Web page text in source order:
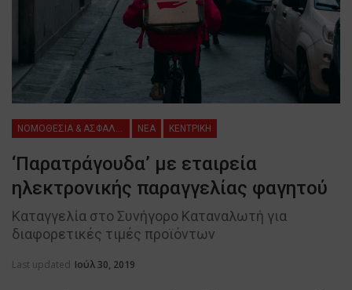
NEA ΚΕΝΤΡΙΚΗ
‘Παρατράγουδα’ με εταιρεία
ηλεκτρονικής παραγγελίας φαγητού
Καταγγελία στο Συνήγορο Καταναλωτή για
διαφορετικές τιμές προϊόντων
Last updated Ιούλ 30, 2019